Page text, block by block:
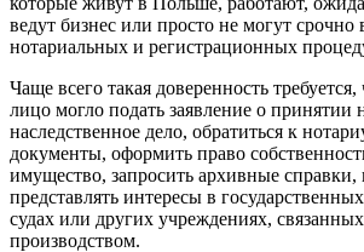
ведут бизнес или просто не могут срочно
нотариальных и регистрационных
Чаще всего такая доверенность
лицо могло подать заявление о принятии
наследственное дело, обратиться к
документы, оформить право
имущество, запросить архивные
представлять интересы в
судах или других учреждениях,
производством.